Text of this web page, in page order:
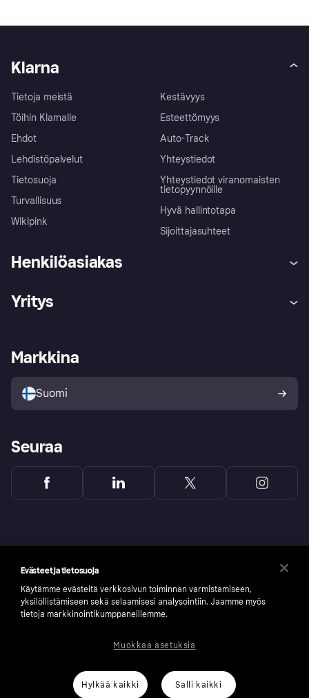
Klarna
Tietoja meistä
Töihin Klarnalle
Ehdot
Lehdistöpalvelut
Tietosuoja
Turvallisuus
Wikipink
Kestävyys
Esteettömyys
Auto-Track
Yhteystiedot
Yhteystiedot viranomaisten
tietopyynnöille
Hyvä hallintotapa
Sijoittajasuhteet
Henkilöasiakas
Kirjaudu sisään
Tutustu kauppoihin
Ostajan turva
Yritys
Kirjaudu sisään yrityksenä
Markkina
Suomi
Seuraa
number: 556737-0431
Evästeet ja tietosuoja
Käytämme evästeitä verkkosivun toiminnan varmistamiseen,
yksilöllistämiseen sekä selaamisesi analysointiin. Jaamme myös
tietoja markkinointikumppaneillemme.
Hylkää kaikki Salli kaikki
Muokkaa asetuksia